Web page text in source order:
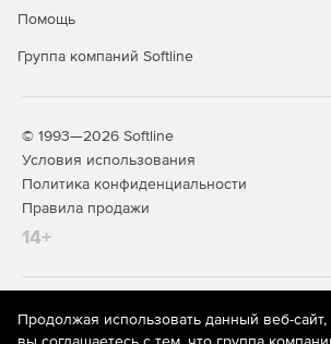
Помощь
Группа компаний Softline
© 1993—2026 Softline
Условия использования
Политика конфиденциальности
Правила продажи
14+
На информационном ресурсе
рекомендательные технологии
Продолжая использовать данный веб-сайт,